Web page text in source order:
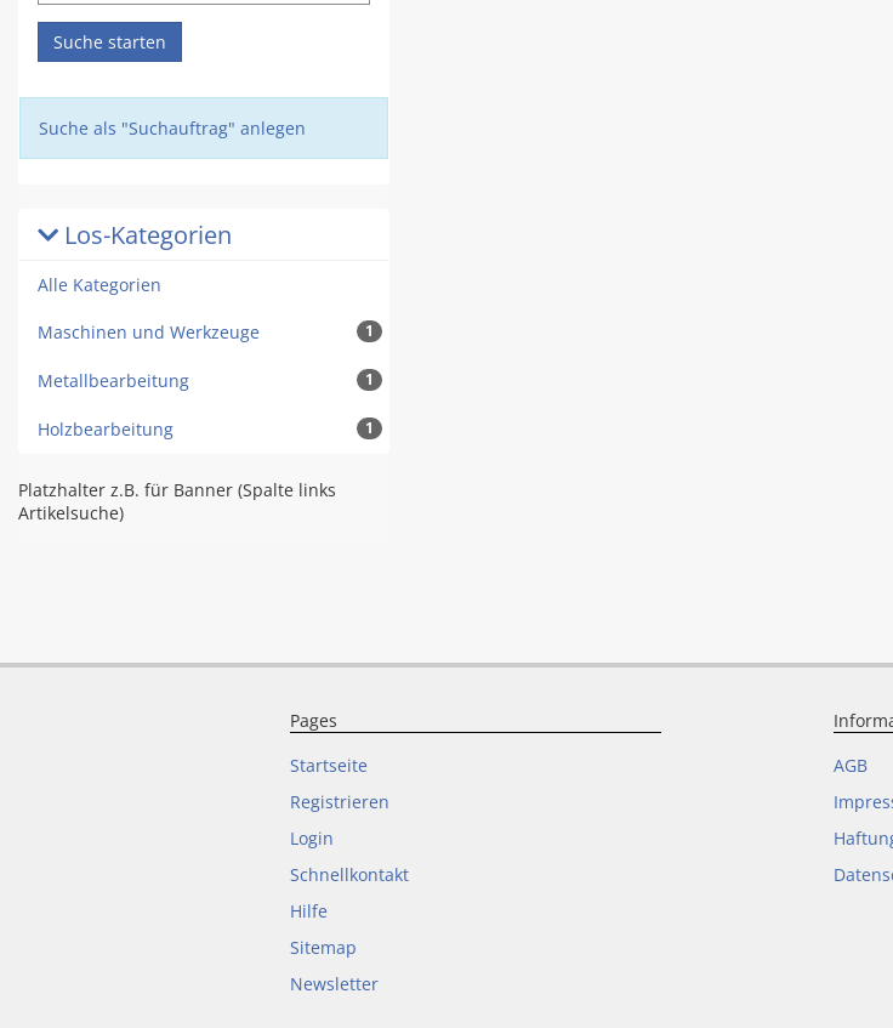
Suche starten
Suche als "Suchauftrag" anlegen
Los-Kategorien
Alle Kategorien
Maschinen und Werkzeuge 1
Metallbearbeitung 1
Holzbearbeitung 1
Platzhalter z.B. für Banner (Spalte links
Artikelsuche)
Pages
Startseite
Registrieren
Login
Schnellkontakt
Hilfe
Sitemap
Newsletter
AGB